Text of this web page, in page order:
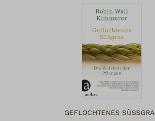
GEFLOCHTENES